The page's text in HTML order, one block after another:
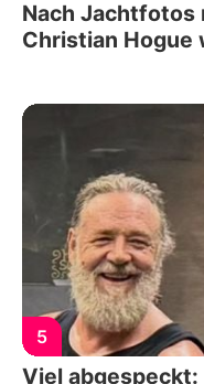
Nach Jachtfotos
Christian Hogue
5
Viel